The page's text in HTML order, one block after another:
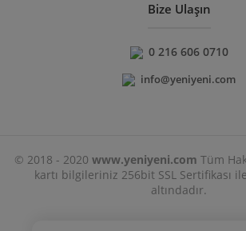
Bize Ulaşın
0 216 606 0710
info@yeniyeni.com
© 2018 - 2020 www.yeniyeni.com Tüm
kartı bilgileriniz 256bit SSL Sertifikası
altındadır.